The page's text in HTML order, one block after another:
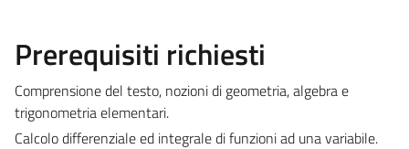
Prerequisiti richiesti
Comprensione del testo, nozioni di geometria, algebra e
trigonometria elementari.
Calcolo differenziale ed integrale di funzioni ad una variabile.